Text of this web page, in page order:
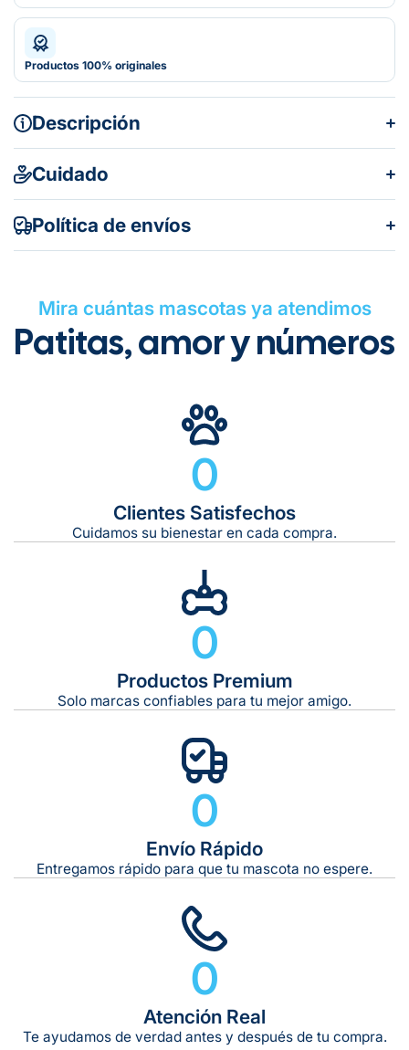
Productos 100% originales
Descripción
Cuidado
Política de envíos
Gratuito en todos los pedidos
Tiempo de entrega estimado: 5 a 7 días hábiles
Gratis en compras de $599 o más
Mira cuántas mascotas ya atendimos
Patitas, amor y números
0
Clientes Satisfechos
Cuidamos su bienestar en cada compra.
0
Productos Premium
Solo marcas confiables para tu mejor amigo.
0
Envío Rápido
Entregamos rápido para que tu mascota no espere.
0
Atención Real
Te ayudamos de verdad antes y después de tu compra.